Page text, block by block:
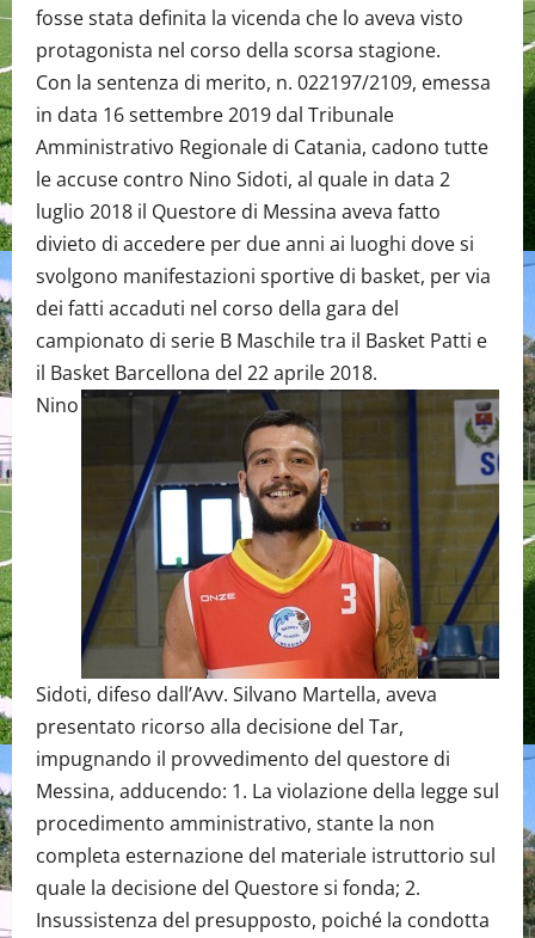
fosse stata definita la vicenda che lo aveva visto
protagonista nel corso della scorsa stagione.
Con la sentenza di merito, n. 022197/2109, emessa
in data 16 settembre 2019 dal Tribunale
Amministrativo Regionale di Catania, cadono tutte
le accuse contro Nino Sidoti, al quale in data 2
luglio 2018 il Questore di Messina aveva fatto
divieto di accedere per due anni ai luoghi dove si
svolgono manifestazioni sportive di basket, per via
dei fatti accaduti nel corso della gara del
campionato di serie B Maschile tra il Basket Patti e
il Basket Barcellona del 22 aprile 2018.
Nino
Sidoti, difeso dall’Avv. Silvano Martella, aveva
presentato ricorso alla decisione del Tar,
impugnando il provvedimento del questore di
Messina, adducendo: 1. La violazione della legge sul
procedimento amministrativo, stante la non
completa esternazione del materiale istruttorio sul
quale la decisione del Questore si fonda; 2.
Insussistenza del presupposto, poiché la condotta